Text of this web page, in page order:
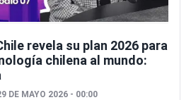
revela su plan 2026 para
chilena al mundo:
DE MAYO 2026 - 00:00